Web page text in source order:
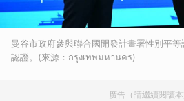
曼谷市政府參與聯合國開發計畫署性別平
認證。(來源：กรุงเทพมหานคร)
廣告（請繼續閱讀本